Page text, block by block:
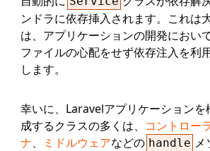
ンドラに依存挿入されます。これは
は、アプリケーションの開発におい
ファイルの心配をせず依存注入を利
します。
幸いに、Laravelアプリケーションを
成するクラスの多くは、
コントロー
ナ、 ミドルウェアなどの handle メ